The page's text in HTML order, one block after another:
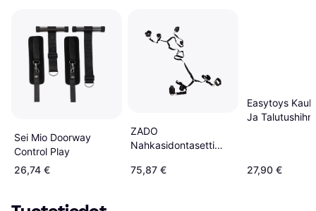
Sei Mio Doorway
Control Play
26,74 €
ZADO
Nahkasidontasetti
75,87 €
Easytoys
Ja
27,90 €